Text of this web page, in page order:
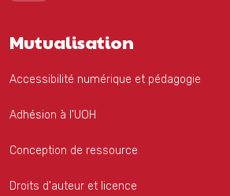
Mutualisation
Accessibilité numérique et pédagogie
Adhésion à l'UOH
Conception de ressource
Droits d'auteur et licence